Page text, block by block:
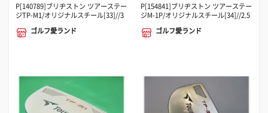
P[140789]ブリヂストン ツアーステー
ジTP-M1/オリジナルスチール[33]//3
ゴルフ愛ランド
P[154841]ブリヂストン ツアーステー
ジM-1P/オリジナルスチール[34]//2.5
ゴルフ愛ランド